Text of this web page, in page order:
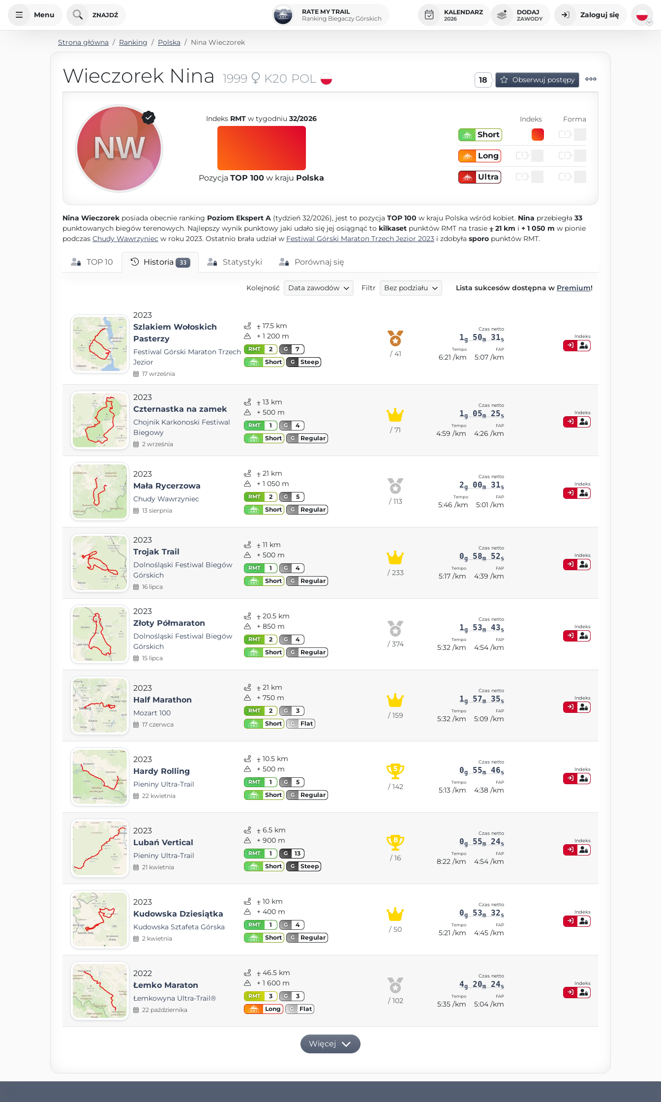
Menu ZNAJDŹ
RATE MY TRAIL
Ranking Biegaczy Górskich
KALENDARZ
2026
DODAJ
ZAWODY Zaloguj się
Strona główna Ranking Polska Nina Wieczorek
Wieczorek Nina 1999 K20 POL 18 Obserwuj postępy
Indeks RMT w tygodniu 32/2026
Pozycja TOP 100 w kraju Polska
Indeks Forma
Short
Long
Ultra
Nina Wieczorek posiada obecnie ranking Poziom Ekspert A (tydzień 32/2026), jest to pozycja TOP 100 w kraju Polska wśród kobiet. Nina przebiegła 33
punktowanych biegów terenowych. Najlepszy wynik punktowy jaki udało się jej osiągnąć to kilkaset punktów RMT na trasie ⨦ 21 km i + 1 050 m w pionie
podczas Chudy Wawrzyniec w roku 2023. Ostatnio brała udział w Festiwal Górski Maraton Trzech Jezior 2023 i zdobyła sporo punktów RMT.
TOP 10 Historia 33 Statystyki Porównaj się
Kolejność Data zawodów Filtr Bez podziału Lista sukcesów dostępna w Premium!
2023
Szlakiem Wołoskich
Pasterzy
Festiwal Górski Maraton Trzech
Jezior
17 września
⨦ 17.5 km
+ 1 200 m
RMT 2 G
7
Short
G Steep
/ 41
Czas netto
1g50m31s
Tempo
6:21 /km
FAP
5:07 /km
Indeks
2023
Czternastka na zamek
Chojnik Karkonoski Festiwal
Biegowy
2 września
⨦ 13 km
+ 500 m
RMT 1 G
4
Short
G Regular
/ 71
Czas netto
1g05m25s
Tempo
4:59 /km
FAP
4:26 /km
Indeks
2023
Mała Rycerzowa
Chudy Wawrzyniec
13 sierpnia
⨦ 21 km
+ 1 050 m
RMT 2 G
5
Short
G Regular
/ 113
Czas netto
2g00m31s
Tempo
5:46 /km
FAP
5:01 /km
Indeks
2023
Trojak Trail
Dolnośląski Festiwal Biegów
Górskich
16 lipca
⨦ 11 km
+ 500 m
RMT 1 G
4
Short
G Regular
/ 233
Czas netto
0g58m52s
Tempo
5:17 /km
FAP
4:39 /km
Indeks
2023
Złoty Półmaraton
Dolnośląski Festiwal Biegów
Górskich
15 lipca
⨦ 20.5 km
+ 850 m
RMT 2 G
4
Short
G Regular
/ 374
Czas netto
1g53m43s
Tempo
5:32 /km
FAP
4:54 /km
Indeks
2023
Half Marathon
Mozart 100
17 czerwca
⨦ 21 km
+ 750 m
RMT 2 G
3
Short
G Flat
/ 159
Czas netto
1g57m35s
Tempo
5:32 /km
FAP
5:09 /km
Indeks
2023
Hardy Rolling
Pieniny Ultra-Trail
22 kwietnia
⨦ 10.5 km
+ 500 m
RMT 1 G
5
Short
G Regular
5
/ 142
Czas netto
0g55m46s
Tempo
5:13 /km
FAP
4:38 /km
Indeks
2023
Lubań Vertical
Pieniny Ultra-Trail
21 kwietnia
⨦ 6.5 km
+ 900 m
RMT 1 G
13
Short
G Steep
8
/ 16
Czas netto
0g55m24s
Tempo
8:22 /km
FAP
4:54 /km
Indeks
2023
Kudowska Dziesiątka
Kudowska Sztafeta Górska
2 kwietnia
⨦ 10 km
+ 400 m
RMT 1 G
4
Short
G Regular
/ 50
Czas netto
0g53m32s
Tempo
5:21 /km
FAP
4:45 /km
Indeks
2022
Łemko Maraton
Łemkowyna Ultra-Trail®
22 października
⨦ 46.5 km
+ 1 600 m
RMT 3 G
3
Long
G Flat
/ 102
Czas netto
4g20m24s
Tempo
5:35 /km
FAP
5:04 /km
Indeks
Więcej